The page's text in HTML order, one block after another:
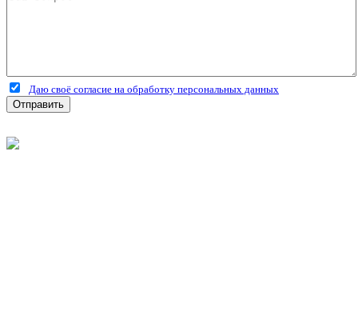
Даю своё согласие на обработку персональных данных
Отправить